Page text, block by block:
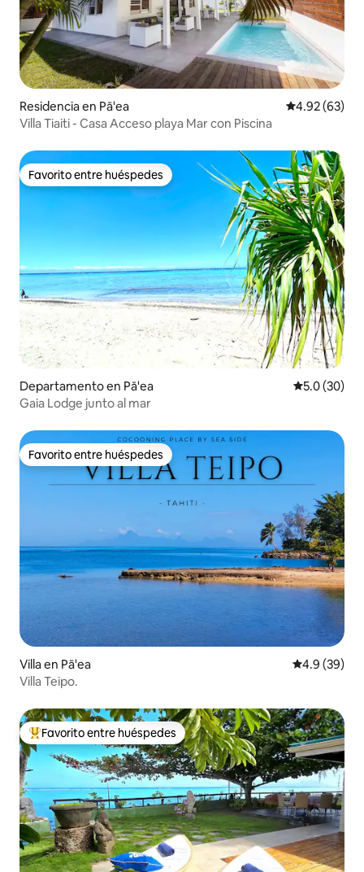
Residencia en Pā'ea Calificación
4.92 (63)
Villa Tiaiti - Casa Acceso playa Mar con Piscina
Favorito entre huéspedes
Favorito entre huéspedes
Departamento en Pā'ea Calificación
5.0 (30)
Gaia Lodge junto al mar
Favorito entre huéspedes
Favorito entre huéspedes
Villa en Pā'ea Calificación
4.9 (39)
Villa Teipo.
De los mejores en Favorito entre huéspedes
Favorito entre huéspedes